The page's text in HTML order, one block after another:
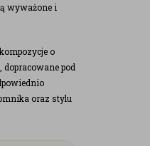
wyważone i
o
pod
oraz stylu